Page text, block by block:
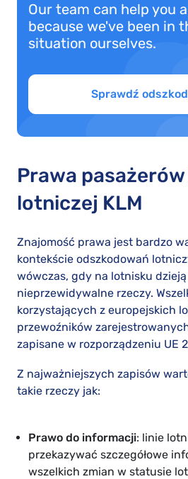
Our team can help you
because we've been in
situation ourselves.
Sprawdź
Prawa
lotniczej KLM
Znajomość prawa jest bardzo
kontekście odszkodowań
wówczas, gdy na lotnisku
nieprzewidywalne rzeczy.
korzystających z europejskich
przewoźników
zapisane w rozporządzeniu UE
Z najważniejszych zapisów
takie rzeczy jak:
Prawo do informacji: linie
przekazywać szczegółowe
wszelkich zmian w statusie